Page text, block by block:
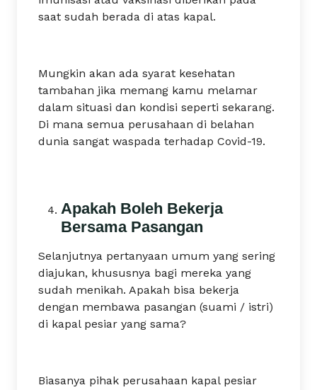
saat sudah berada di atas kapal.
Mungkin akan ada syarat kesehatan
tambahan jika memang kamu melamar
dalam situasi dan kondisi seperti sekarang.
Di mana semua perusahaan di belahan
dunia sangat waspada terhadap Covid-19.
Apakah Boleh Bekerja
Bersama Pasangan
Selanjutnya pertanyaan umum yang sering
diajukan, khususnya bagi mereka yang
sudah menikah. Apakah bisa bekerja
dengan membawa pasangan (suami / istri)
di kapal pesiar yang sama?
Biasanya pihak perusahaan kapal pesiar